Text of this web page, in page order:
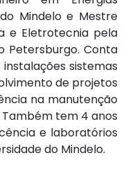
Mindelo e Mestre
e Eletrotecnia pela
Petersburgo. Conta
sistemas
de projetos
na manutenção
tem 4 anos
e laboratórios
do Mindelo.